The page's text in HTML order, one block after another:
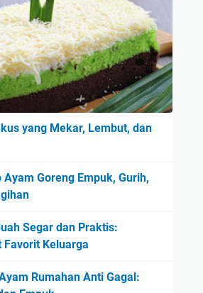
yang Mekar, Lembut, dan
Ayam Goreng Empuk, Gurih,
Segar dan Praktis:
Favorit Keluarga
Rumahan Anti Gagal: